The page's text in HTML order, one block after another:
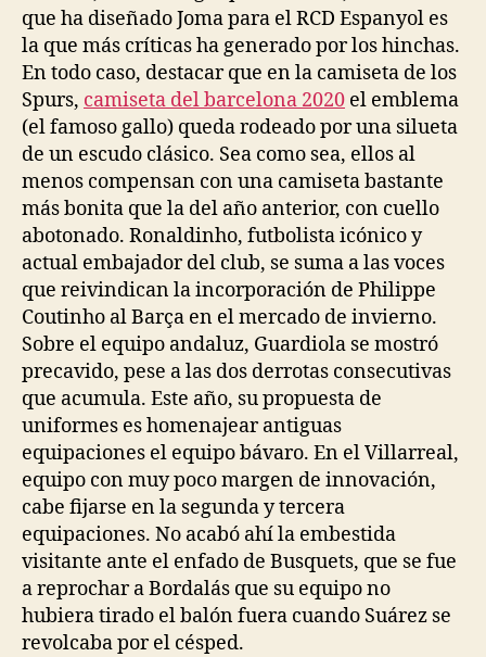
que ha diseñado Joma para el RCD Espanyol es
la que más críticas ha generado por los hinchas.
En todo caso, destacar que en la camiseta de los
Spurs, camiseta del barcelona 2020 el emblema
(el famoso gallo) queda rodeado por una silueta
de un escudo clásico. Sea como sea, ellos al
menos compensan con una camiseta bastante
más bonita que la del año anterior, con cuello
abotonado. Ronaldinho, futbolista icónico y
actual embajador del club, se suma a las voces
que reivindican la incorporación de Philippe
Coutinho al Barça en el mercado de invierno.
Sobre el equipo andaluz, Guardiola se mostró
precavido, pese a las dos derrotas consecutivas
que acumula. Este año, su propuesta de
uniformes es homenajear antiguas
equipaciones el equipo bávaro. En el Villarreal,
equipo con muy poco margen de innovación,
cabe fijarse en la segunda y tercera
equipaciones. No acabó ahí la embestida
visitante ante el enfado de Busquets, que se fue
a reprochar a Bordalás que su equipo no
hubiera tirado el balón fuera cuando Suárez se
revolcaba por el césped.